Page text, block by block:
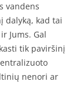
vandens
dalyką, kad tai
Jums. Gal
tik paviršinį
nenori ar